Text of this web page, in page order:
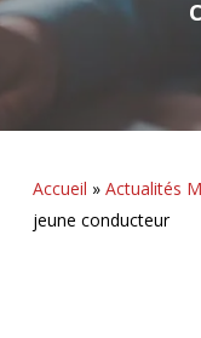
Accueil » Actualités
jeune conducteur